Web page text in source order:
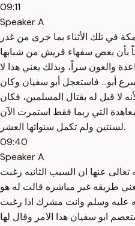
09:11
Speaker A
في تلك الأثناء بما جرى من غدر
بأن بعض سفهاء قريش من شبابها
والعون سراً، وبذلك يعني هذا لا
أبو... فاستعجل أبو سفيان وكان
لا قبل له بقتال المسلمين، فكان
التي ربما فقط استمرت الآن
لسنتين ولم تكمل سنواتها العشر.
09:40
Speaker A
عنها ان السبب الثانيه رغبت
طريقه غير مباشره قالت له هو
عليه وسلم وانت مشرك اذا رغبت
ابو سفيان هذا الامر وقال لها